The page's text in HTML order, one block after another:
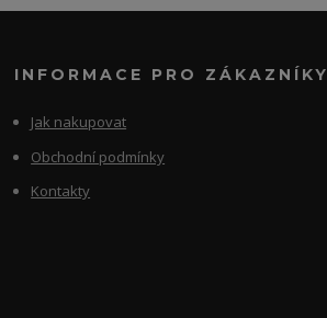
INFORMACE PRO ZÁKAZNÍKY
Jak nakupovat
Obchodní podmínky
Kontakty